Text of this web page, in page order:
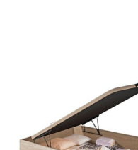
CERÁMICOS)